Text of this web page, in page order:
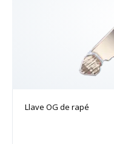
Llave OG de rapé